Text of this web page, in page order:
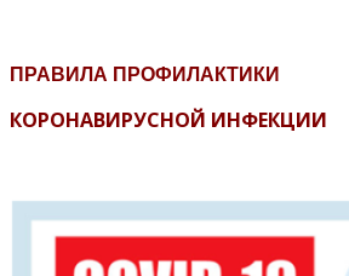
ПРАВИЛА ПРОФИЛАКТИКИ
КОРОНАВИРУСНОЙ ИНФЕКЦИИ